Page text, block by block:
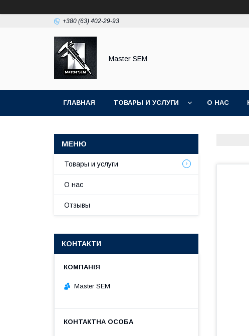
+380 (63) 402-29-93
Master SEM
ГЛАВНАЯ ТОВАРЫ И УСЛУГИ О НАС
Товары и услуги
О нас
Отзывы
КОНТАКТИ
Master SEM